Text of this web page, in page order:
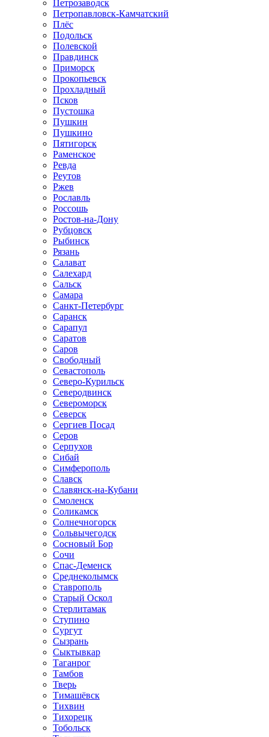
Петрозаводск
Петропавловск-Камчатский
Плёс
Подольск
Полевской
Правдинск
Приморск
Прокопьевск
Прохладный
Псков
Пустошка
Пушкин
Пушкино
Пятигорск
Раменское
Ревда
Реутов
Ржев
Рославль
Россошь
Ростов-на-Дону
Рубцовск
Рыбинск
Рязань
Салават
Салехард
Сальск
Самара
Санкт-Петербург
Саранск
Сарапул
Саратов
Саров
Свободный
Севастополь
Северо-Курильск
Северодвинск
Североморск
Северск
Сергиев Посад
Серов
Серпухов
Сибай
Симферополь
Славск
Славянск-на-Кубани
Смоленск
Соликамск
Солнечногорск
Сольвычегодск
Сосновый Бор
Сочи
Спас-Деменск
Среднеколымск
Ставрополь
Старый Оскол
Стерлитамак
Ступино
Сургут
Сызрань
Сыктывкар
Таганрог
Тамбов
Тверь
Тимашёвск
Тихвин
Тихорецк
Тобольск